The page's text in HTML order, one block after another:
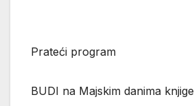
Prateći program
BUDI na Majskim danima knjige